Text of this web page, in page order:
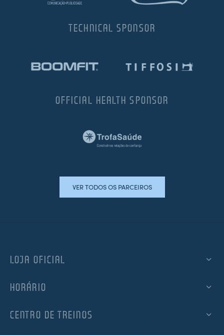
TECHNICAL SPONSOR
OFFICIAL HEALTH SPONSOR
VER TODOS OS PARCEIROS
LOJA OFICIAL
HORÁRIO
CENTRO DE TREINOS